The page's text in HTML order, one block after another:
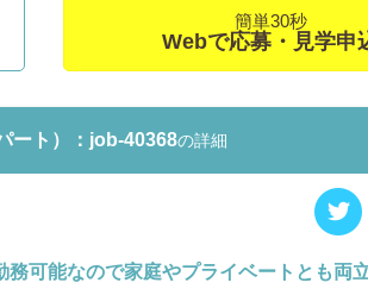
簡単30秒
Webで応募・見学申
ート）：job-40368の詳細
可能なので家庭やプライベートとも両立